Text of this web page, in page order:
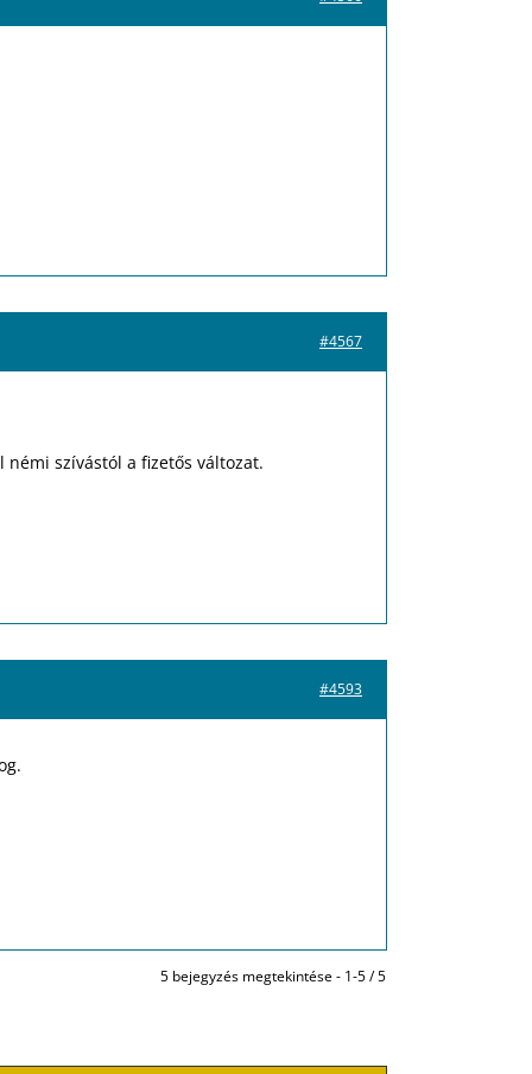
#4567
szívástól a fizetős változat.
#4593
5 bejegyzés megtekintése - 1-5 / 5